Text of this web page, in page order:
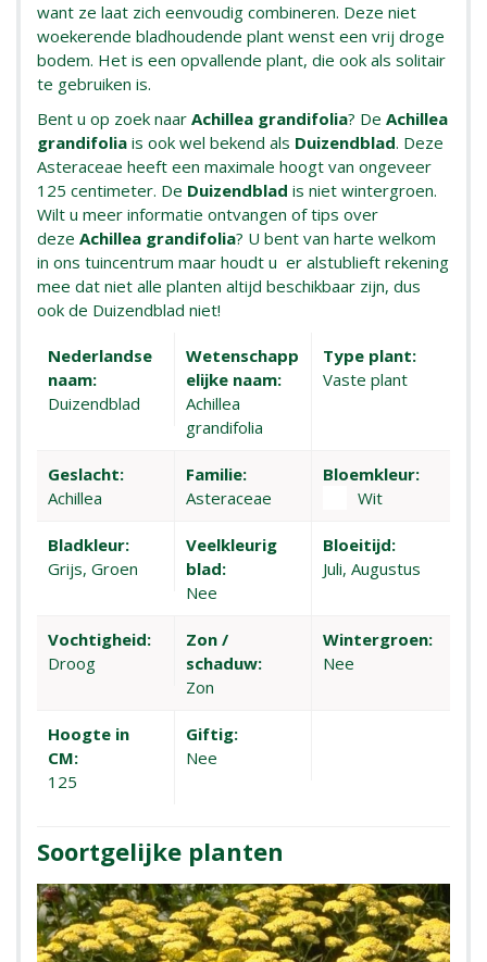
want ze laat zich eenvoudig combineren. Deze niet
woekerende bladhoudende plant wenst een vrij droge
bodem. Het is een opvallende plant, die ook als solitair
te gebruiken is.
Bent u op zoek naar Achillea grandifolia? De Achillea
grandifolia is ook wel bekend als Duizendblad. Deze
Asteraceae heeft een maximale hoogt van ongeveer
125 centimeter. De Duizendblad is niet wintergroen.
Wilt u meer informatie ontvangen of tips over
deze Achillea grandifolia? U bent van harte welkom
in ons tuincentrum maar houdt u er alstublieft rekening
mee dat niet alle planten altijd beschikbaar zijn, dus
ook de Duizendblad niet!
Nederlandse
naam:
Duizendblad
Wetenschapp
elijke naam:
Achillea
grandifolia
Type plant:
Vaste plant
Geslacht:
Achillea
Familie:
Asteraceae
Bloemkleur:
Wit
Bladkleur:
Grijs, Groen
Veelkleurig
blad:
Nee
Bloeitijd:
Juli, Augustus
Vochtigheid:
Droog
Zon /
schaduw:
Zon
Wintergroen:
Nee
Hoogte in
CM:
125
Giftig:
Nee
Soortgelijke planten